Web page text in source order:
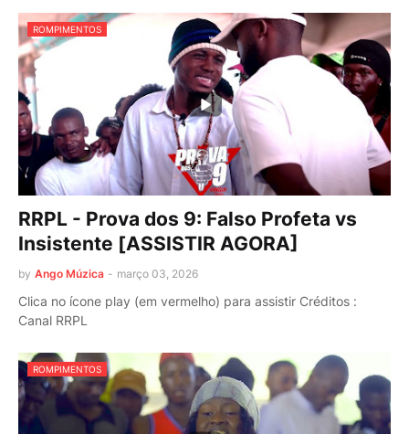
ROMPIMENTOS
RRPL - Prova dos 9: Falso Profeta vs
Insistente [ASSISTIR AGORA]
by Ango Múzica - março 03, 2026
Clica no ícone play (em vermelho) para assistir Créditos :
Canal RRPL
ROMPIMENTOS